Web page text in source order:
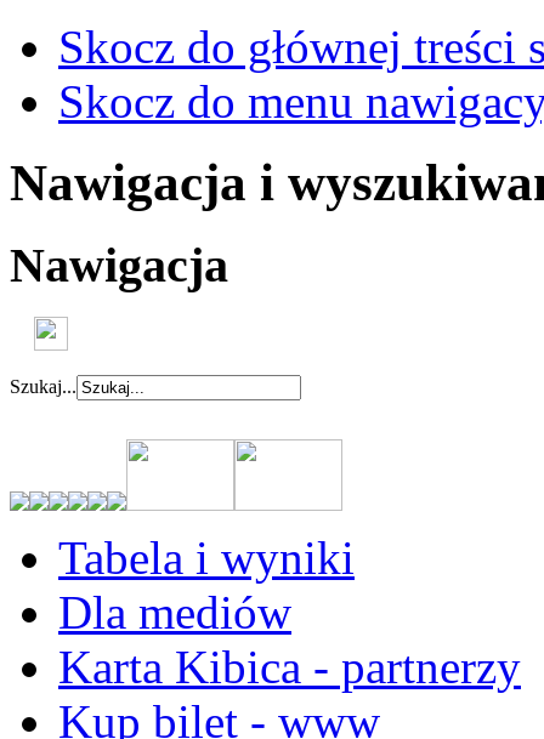
Skocz do głównej treści
Skocz do menu
Nawigacja i
Nawigacja
Szukaj...
Tabela i wyniki
Dla mediów
Karta Kibica - partnerzy
Kup bilet - www